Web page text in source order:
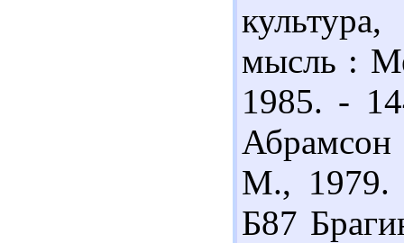
мысль :
1985. -
М., 1979.
Б87